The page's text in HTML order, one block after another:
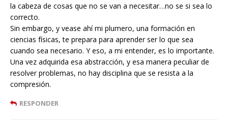
la cabeza de cosas que no se van a necesitar…no se si sea lo
correcto.
Sin embargo, y vease ahí mi plumero, una formación en
ciencias físicas, te prepara para aprender ser lo que sea
cuando sea necesario. Y eso, a mi entender, es lo importante.
Una vez adquirida esa abstracción, y esa manera peculiar de
resolver problemas, no hay disciplina que se resista a la
compresión.
RESPONDER